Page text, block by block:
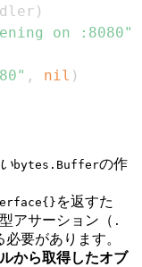
)
on :8080"
, nil )
bytes.Bufferの作
を返すた
アサーション（ .
必要があります。
から取得したオブ